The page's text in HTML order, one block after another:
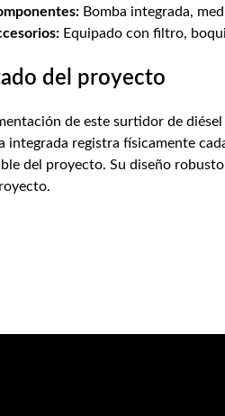
Bomba integrada,
Equipado con filtro,
del proyecto
de este surtidor de
integrada registra físicamente
del proyecto. Su diseño